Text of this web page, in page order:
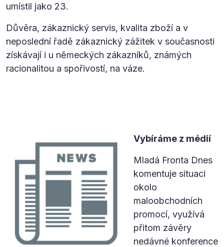
umístil jako 23.
Důvěra, zákaznický servis, kvalita zboží a v
neposlední řadě zákaznický zážitek v současnosti
získávají i u německých zákazníků, známých
racionalitou a spořivostí, na váze.
Vybíráme z médií
Mladá Fronta Dnes
komentuje situaci
okolo
maloobchodních
promocí, využívá
přitom závěry
nedávné konference